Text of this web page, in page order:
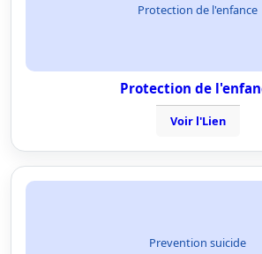
Protection de l'enfance
Protection de
Voir l'Lien
Prevention suicide